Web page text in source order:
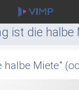
ist die halbe
(oder?)
halbe Miete"